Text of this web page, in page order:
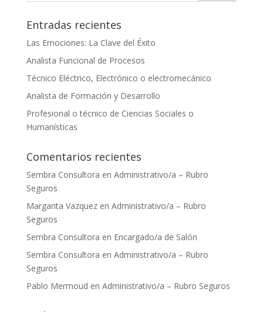
Entradas recientes
Las Emociones: La Clave del Éxito
Analista Funcional de Procesos
Técnico Eléctrico, Electrónico o electromecánico
Analista de Formación y Desarrollo
Profesional o técnico de Ciencias Sociales o
Humanísticas
Comentarios recientes
Sembra Consultora en Administrativo/a – Rubro
Seguros
Margarita Vazquezen Administrativo/a – Rubro
Seguros
Sembra Consultora en Encargado/a de Salón
Sembra Consultora en Administrativo/a – Rubro
Seguros
Pablo Mermoud en Administrativo/a – Rubro Seguros